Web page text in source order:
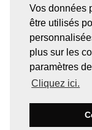
Vos données
être utilisés
plus sur les
paramètres
Cliquez ici.